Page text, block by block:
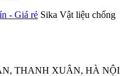
Sika Vật liệu chống
THANH XUÂN, HÀ NỘI